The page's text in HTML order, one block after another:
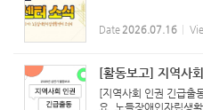
Date 2026.07.16
[활동보고] 지역사
[지역사회 인권 긴급출